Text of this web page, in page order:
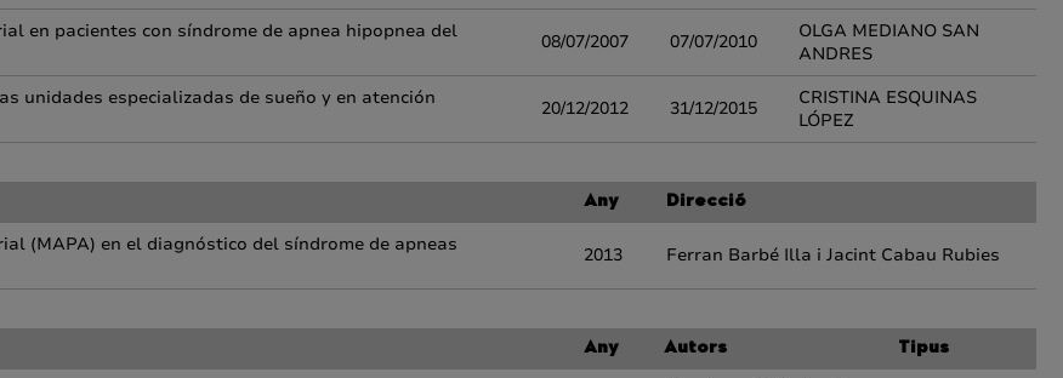
en pacientes con síndrome de apnea hipopnea del
08/07/2007 07/07/2010
OLGA MEDIANO SAN
ANDRES
unidades especializadas de sueño y en atención
20/12/2012 31/12/2015
CRISTINA ESQUINAS
LÓPEZ
Any Direcció
(MAPA) en el diagnóstico del síndrome de apneas
2013 Ferran Barbé Illa i Jacint Cabau Rubies
Any Autors Tipus